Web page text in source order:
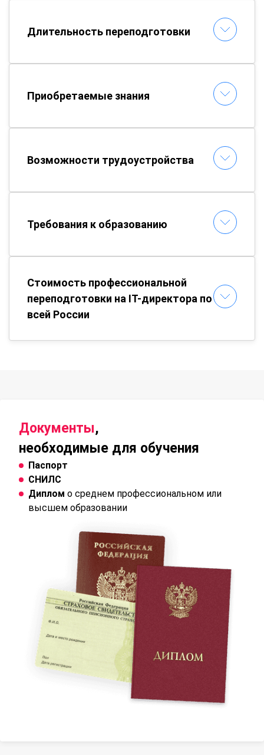
Длительность переподготовки
Приобретаемые знания
Возможности трудоустройства
Требования к образованию
Стоимость профессиональной
переподготовки на IT-директора по
всей России
Документы,
необходимые для обучения
Паспорт
СНИЛС
Диплом о среднем профессиональном или
высшем образовании